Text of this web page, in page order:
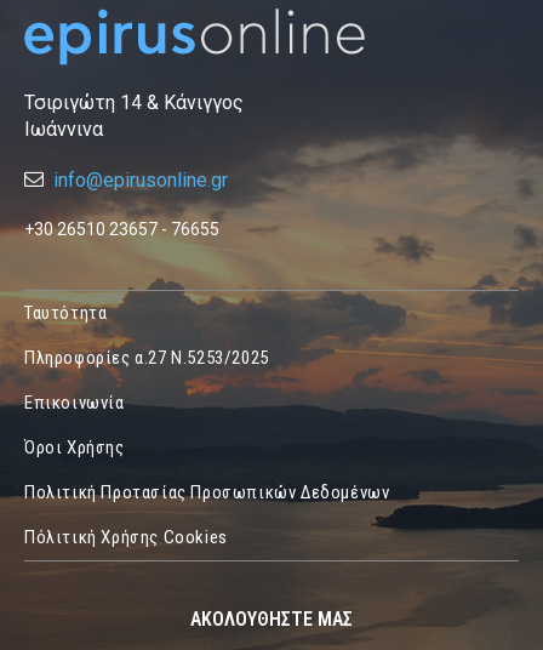
Τσιριγώτη 14 & Κάνιγγος
Ιωάννινα
info@epirusonline.gr
+30 26510 23657 - 76655
Ταυτότητα
Πληροφορίες α.27 Ν.5253/2025
Επικοινωνία
Όροι Χρήσης
Πολιτική Προτασίας Προσωπικών Δεδομένων
Πόλιτική Χρήσης Cookies
ΑΚΟΛΟΥΘΗΣΤΕ ΜΑΣ